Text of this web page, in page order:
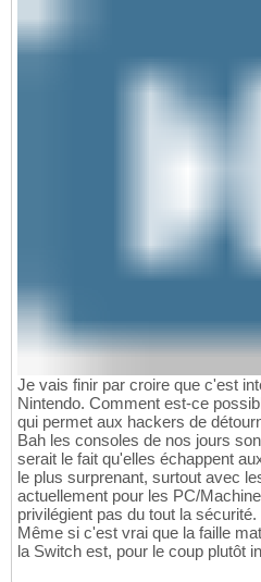
Je vais finir par croire que c'est
Nintendo. Comment est-ce
qui permet aux hackers de
Bah les consoles de nos jours
serait le fait qu'elles échappent
le plus surprenant, surtout avec
actuellement pour les PC/
privilégient pas du tout la sécurité.
Même si c'est vrai que la faille
la Switch est, pour le coup plutôt